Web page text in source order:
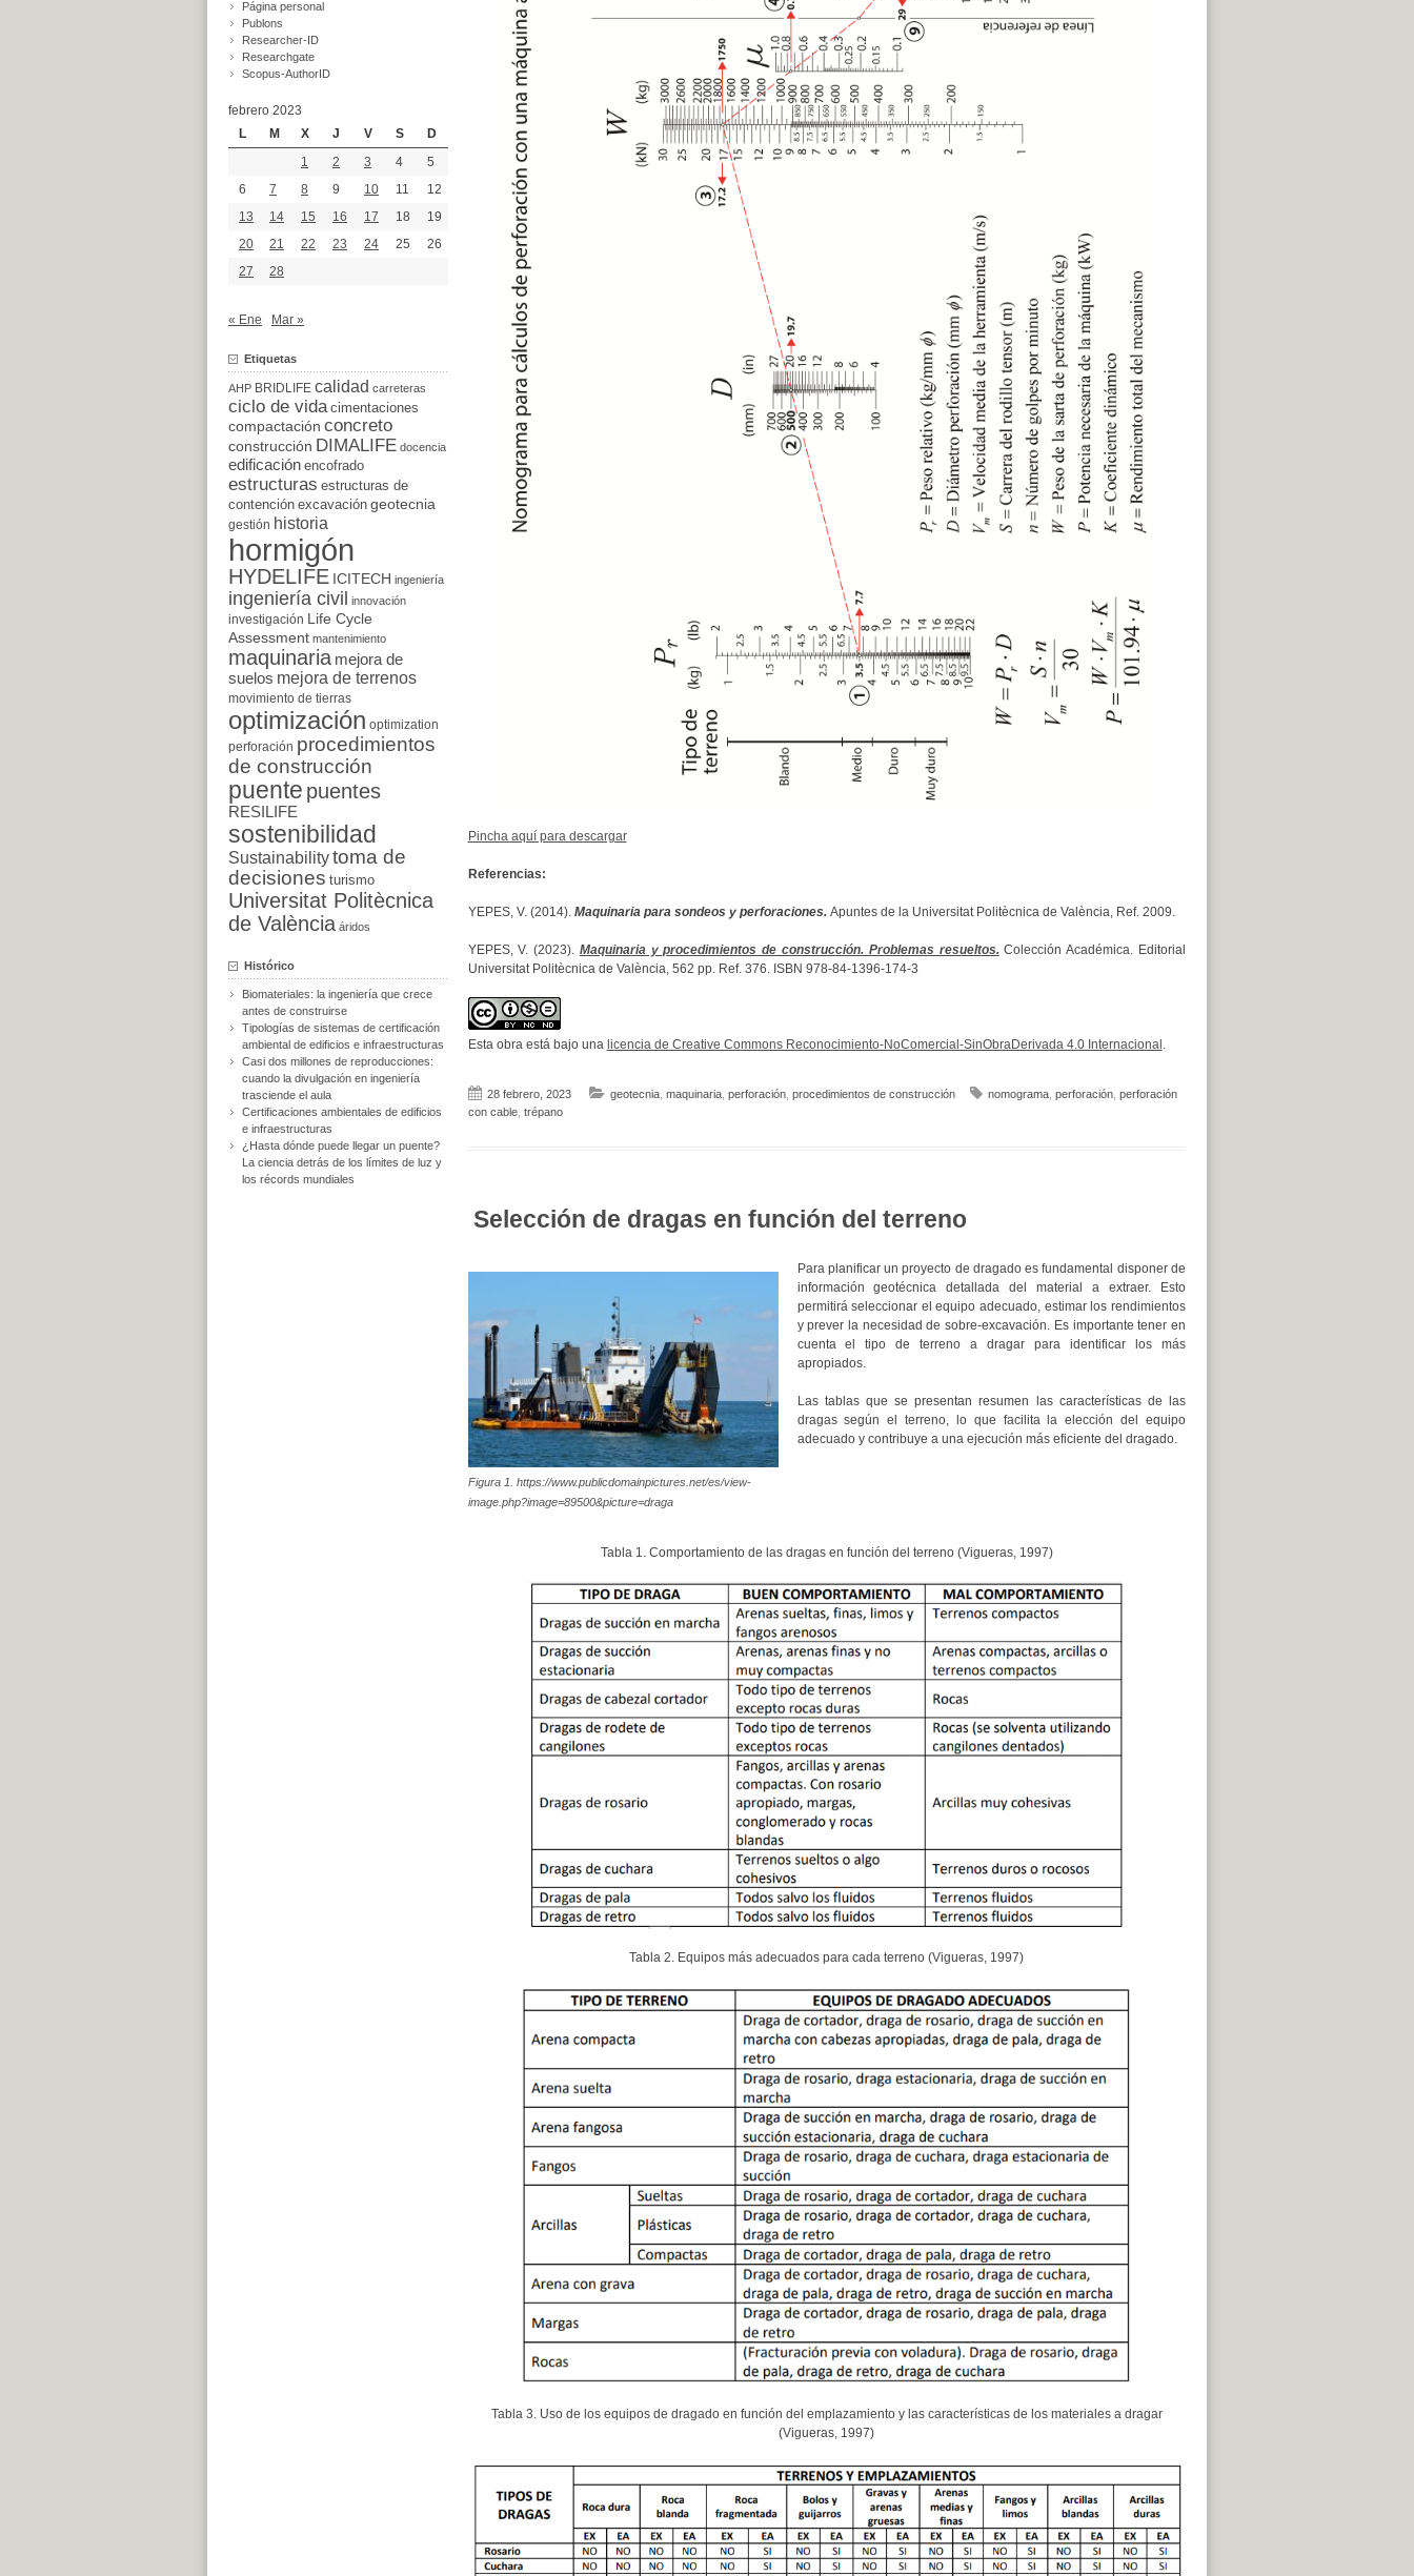
Pincha aquí para descargar
Referencias:
YEPES, V. (2014). Maquinaria para sondeos y perforaciones.Apuntes de la Universitat Politècnica de València, Ref. 2009.
YEPES, V. (2023). Maquinaria y procedimientos de construcción. Problemas resueltos.Colección Académica. Editorial
Universitat Politècnica de València, 562 pp. Ref. 376. ISBN 978-84-1396-174-3
Esta obra está bajo una licencia de Creative Commons Reconocimiento-NoComercial-SinObraDerivada 4.0 Internacional .
28 febrero, 2023 geotecnia, maquinaria, perforación, procedimientos de construcción nomograma, perforación, perforación
con cable, trépano
Selección de dragas en función del terreno
Figura 1. https://www.publicdomainpictures.net/es/view-
image.php?image=89500&picture=draga
Para planificar un proyecto de dragado es fundamental disponer de
información geotécnica detallada del material a extraer. Esto
permitirá seleccionar el equipo adecuado, estimar los rendimientos
y prever la necesidad de sobre-excavación. Es importante tener en
cuenta el tipo de terreno a dragar para identificar los más
apropiados.
Las tablas que se presentan resumen las características de las
dragas según el terreno, lo que facilita la elección del equipo
adecuado y contribuye a una ejecución más eficiente del dragado.
Tabla 1. Comportamiento de las dragas en función del terreno (Vigueras, 1997)
Tabla 2. Equipos más adecuados para cada terreno (Vigueras, 1997)
Tabla 3. Uso de los equipos de dragado en función del emplazamiento y las características de los materiales a dragar
(Vigueras, 1997)
Página personal
Publons
Researcher-ID
Researchgate
Scopus-AuthorID
febrero 2023
L
M X J V S
D
1
2 3 4
5
6
7 8 9 10 11
12
13
14 15 16 17 18
19
20
21 22 23 24 25
26
27
28
« Ene Mar »
Etiquetas
AHP BRIDLIFE calidad carreteras
ciclo de vida cimentaciones
compactación concreto
construcción DIMALIFE docencia
edificación encofrado
estructuras estructuras de
contención excavación geotecnia
gestión historia
hormigón
HYDELIFE ICITECH ingeniería
ingeniería civil innovación
investigación
Life Cycle
Assessment mantenimiento
maquinaria mejora de
suelos mejora de terrenos
movimiento de tierras
optimización optimization
perforación procedimientos
de construcción
puente puentes
RESILIFE
sostenibilidad
Sustainabilitytoma de
decisiones turismo
Universitat Politècnica
de València áridos
Histórico
Biomateriales: la ingeniería que crece
antes de construirse
Tipologías de sistemas de certificación
ambiental de edificios e infraestructuras
Casi dos millones de reproducciones:
cuando la divulgación en ingeniería
trasciende el aula
Certificaciones ambientales de edificios
e infraestructuras
¿Hasta dónde puede llegar un puente?
La ciencia detrás de los límites de luz y
los récords mundiales